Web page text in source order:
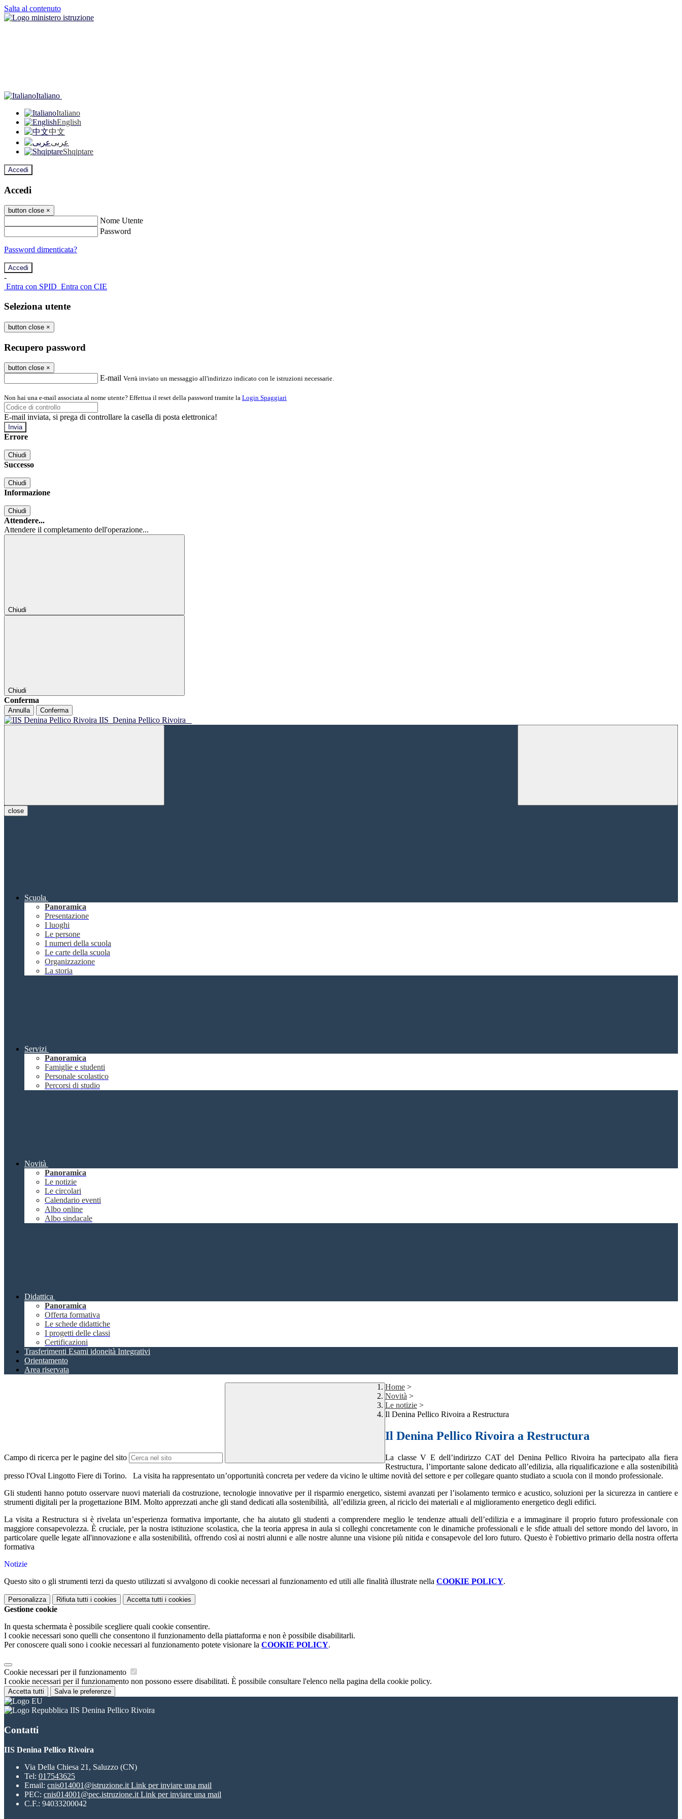
Salta al contenuto
Italiano
Italiano
English
中文
عربى
Shqiptare
Accedi
Accedi
button close ×
Nome Utente
Password
Password dimenticata?
-
Entra con SPID Entra con CIE
Seleziona utente
button close ×
Recupero password
button close ×
E-mail Verrà inviato un messaggio all'indirizzo indicato con le istruzioni necessarie.
Non hai una e-mail associata al nome utente? Effettua il reset della password tramite la Login Spaggiari
E-mail inviata, si prega di controllare la casella di posta elettronica!
Errore
Chiudi
Successo
Chiudi
Informazione
Chiudi
Attendere...
Attendere il completamento dell'operazione...
Chiudi
Chiudi
Conferma
Annulla Conferma
IIS Denina Pellico Rivoira
close
Scuola
Panoramica
Presentazione
I luoghi
Le persone
I numeri della scuola
Le carte della scuola
Organizzazione
La storia
Servizi
Panoramica
Famiglie e studenti
Personale scolastico
Percorsi di studio
Novità
Panoramica
Le notizie
Le circolari
Calendario eventi
Albo online
Albo sindacale
Didattica
Panoramica
Offerta formativa
Le schede didattiche
I progetti delle classi
Certificazioni
Trasferimenti Esami idoneità Integrativi
Orientamento
Area riservata
Campo di ricerca per le pagine del sito
Home >
Novità >
Le notizie >
Il Denina Pellico Rivoira a Restructura
Il Denina Pellico Rivoira a Restructura
La classe V E dell’indirizzo CAT del Denina Pellico Rivoira ha partecipato alla fiera
Restructura, l’importante salone dedicato all’edilizia, alla riqualificazione e alla sostenibilità
presso l'Oval Lingotto Fiere di Torino. La visita ha rappresentato un’opportunità concreta per vedere da vicino le ultime novità del settore e per collegare quanto studiato a scuola con il mondo professionale.
Gli studenti hanno potuto osservare nuovi materiali da costruzione, tecnologie innovative per il risparmio energetico, sistemi avanzati per l’isolamento termico e acustico, soluzioni per la sicurezza in cantiere e
strumenti digitali per la progettazione BIM. Molto apprezzati anche gli stand dedicati alla sostenibilità, all’edilizia green, al riciclo dei materiali e al miglioramento energetico degli edifici.
La visita a Restructura si è rivelata un’esperienza formativa importante, che ha aiutato gli studenti a comprendere meglio le tendenze attuali dell’edilizia e a immaginare il proprio futuro professionale con
maggiore consapevolezza. È cruciale, per la nostra istituzione scolastica, che la teoria appresa in aula si colleghi concretamente con le dinamiche professionali e le sfide attuali del settore mondo del lavoro, in
particolare quelle legate all'innovazione e alla sostenibilità, offrendo così ai nostri alunni e alle nostre alunne una visione più nitida e consapevole del loro futuro. Questo è l'obiettivo primario della nostra offerta
formativa
Notizie
Questo sito o gli strumenti terzi da questo utilizzati si avvalgono di cookie necessari al funzionamento ed utili alle finalità illustrate nella COOKIE POLICY.
Personalizza Rifiuta tutti i cookies Accetta tutti i cookies
Gestione cookie
In questa schermata è possibile scegliere quali cookie consentire.
I cookie necessari sono quelli che consentono il funzionamento della piattaforma e non è possibile disabilitarli.
Per conoscere quali sono i cookie necessari al funzionamento potete visionare la COOKIE POLICY.
Cookie necessari per il funzionamento
I cookie necessari per il funzionamento non possono essere disabilitati. È possibile consultare l'elenco nella pagina della cookie policy.
Accetta tutti Salva le preferenze
IIS Denina Pellico Rivoira
Contatti
IIS Denina Pellico Rivoira
Via Della Chiesa 21, Saluzzo (CN)
Tel: 017543625
Email: cnis014001@istruzione.it Link per inviare una mail
PEC: cnis014001@pec.istruzione.it Link per inviare una mail
C.F.: 94033200042